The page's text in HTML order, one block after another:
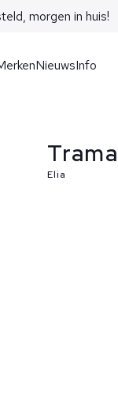
morgen in huis!
NieuwsInfo
Elia